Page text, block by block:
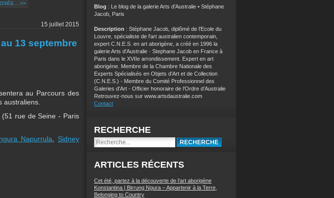
>>
15 juillet 2015
13 septembre
au Parcours des
australiens.
rue de Seine - Paris
Napurrula
Sidney
Blog : Le blog de la galerie Arts d'Australie • Stéphane
Jacob, Paris
Description : Stéphane Jacob, diplômé de l'Ecole du
Louvre, spécialiste de l'art australien contemporain,
expert C.N.E.S. en art aborigène, a créé en 1996 la
galerie Arts d'Australie · Stephane Jacob en France à
Paris dans le XVIIe arrondissement. Expert en art
aborigène. Membre de la Chambre Nationale des
Experts Spécialisés en Objets d’Art et de Collection
(C.N.E.S.) - Membre du Comité Professionnel des
Galeries d'Art - Officier honoraire de l’Ordre d’Australie
Retrouvez-nous sur www.artsdaustralie.com
Contact
RECHERCHE
ARTICLES RÉCENTS
Cet été, partez à la découverte de l’art aborigène
Konstantina | Birrung Ngura – Appartenir à la Terre,
Belonging to Country